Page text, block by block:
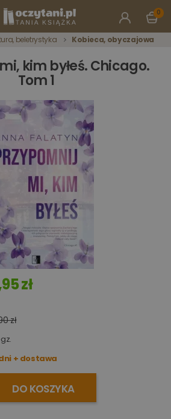
0
beletrystyka Kobieca, obyczajowa
kim byłeś. Chicago.
Tom 1
zł
zł
+ dostawa
DO KOSZYKA